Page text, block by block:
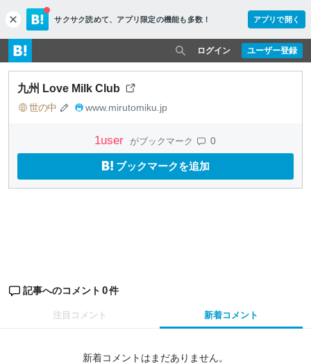
c
l
o
s
e
サクサク読めて、 アプリ限定の機能も多数！ アプリで開く
ユーザー登録
ログイン
九州 Love Milk Club
世の中 www.mirutomiku.jp
1user がブックマーク 0
ブックマークを追加
記事へのコメント 0件
注目コメント 新着コメント
新着コメントはまだありません。